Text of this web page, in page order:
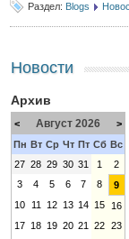
Раздел: Blogs
Новости
Архив
< Август 2026
>
Пн Вт Ср Чт Пт Сб Вс
27 28 29 30 31 1
2
3
4 5 6 7 8
9
10
11 12 13 14 15
16
17 18 19 20 21 22 23